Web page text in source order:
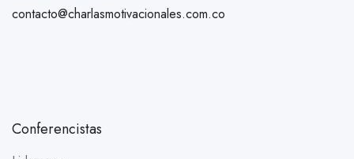
contacto@charlasmotivacionales.com.co
Conferencistas